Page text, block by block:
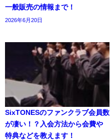
一般販売の情報まで！
2026年6月20日
SixTONESのファンクラブ会員数
が凄い！？入会方法から会費や
特典などを教えます！